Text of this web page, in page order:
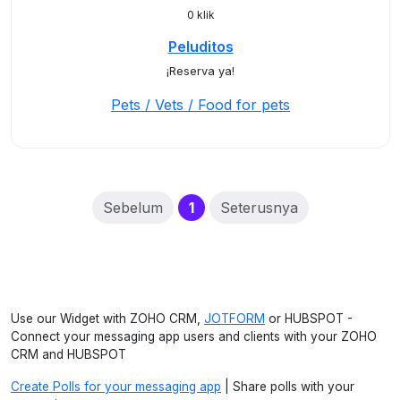
0 klik
Peluditos
¡Reserva ya!
Pets / Vets / Food for pets
Sebelum 1(current)
Seterusnya
Use our Widget with ZOHO CRM, JOTFORM or HUBSPOT -
Connect your messaging app users and clients with your ZOHO
CRM and HUBSPOT
Create Polls for your messaging app | Share polls with your